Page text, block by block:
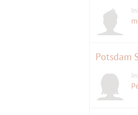
Potsdam